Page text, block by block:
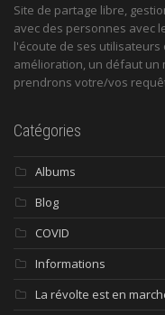
Site de partage libre,
avec des personnes avec
l'écoute de ses utilisateurs
amélioration, un défaut un
prendrons votre/vos
Catégories
Albums
Blog
COVID
Informations
La révolte est en